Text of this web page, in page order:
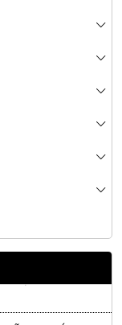
Vận Tải Minh